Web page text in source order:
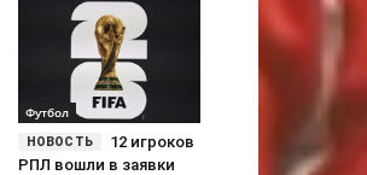
Футбол
12 игроков
РПЛ вошли в заявки